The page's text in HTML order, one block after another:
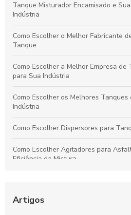
Tanque Misturador Encamisado e
Indústria
Como Escolher o Melhor Fabricante
Tanque
Como Escolher a Melhor Empresa de
para Sua Indústria
Como Escolher os Melhores
Indústria
Como Escolher Dispersores para
Como Escolher Agitadores para
Eficiência da Mistura
Artigos